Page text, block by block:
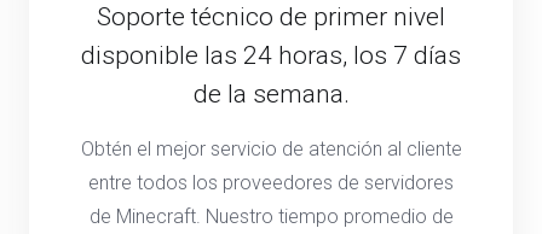
Soporte técnico de primer nivel
disponible las 24 horas, los 7 días
de la semana.
Obtén el mejor servicio de atención al cliente
entre todos los proveedores de servidores
de Minecraft. Nuestro tiempo promedio de